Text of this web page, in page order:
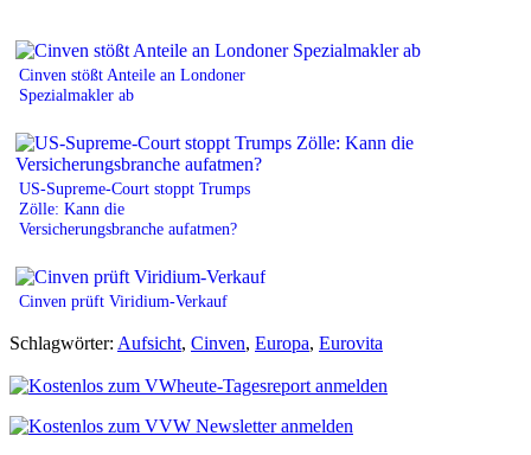
Cinven stößt Anteile an Londoner
Spezialmakler ab
US-Supreme-Court stoppt Trumps
Zölle: Kann die
Versicherungsbranche aufatmen?
Cinven prüft Viridium-Verkauf
Schlagwörter: Aufsicht, Cinven, Europa, Eurovita